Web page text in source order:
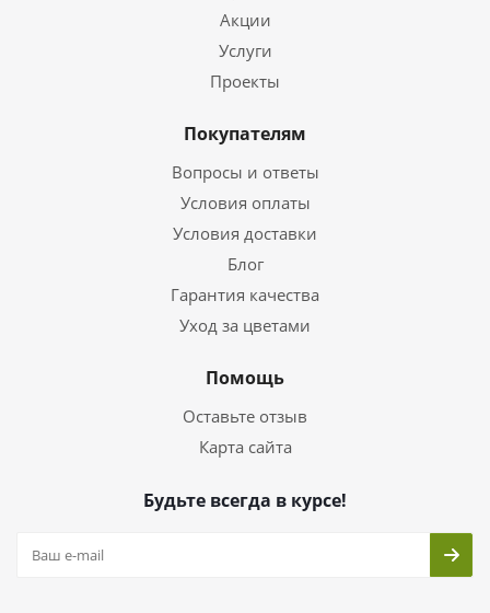
Акции
Услуги
Проекты
Покупателям
Вопросы и ответы
Условия оплаты
Условия доставки
Блог
Гарантия качества
Уход за цветами
Помощь
Оставьте отзыв
Карта сайта
Будьте всегда в курсе!